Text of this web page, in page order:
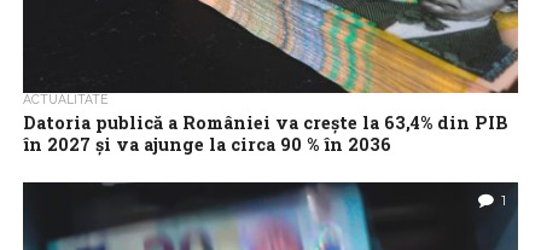
ACTUALITATE
Datoria publică a României va crește la 63,4% din PIB
în 2027 și va ajunge la circa 90 % în 2036
2026, va urca la 63,4% din PIB în 2027 și este...
1